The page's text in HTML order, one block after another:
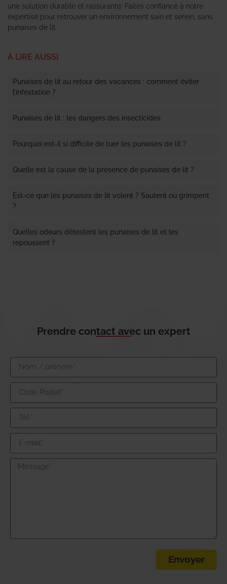
une solution durable et rassurante. Faites confiance à notre
expertise pour retrouver un environnement sain et serein, sans
punaises de lit.
À LIRE AUSSI
Punaises de lit au retour des vacances : comment éviter
l’infestation ?
Punaises de lit : les dangers des insecticides
Pourquoi est-il si difficile de tuer les punaises de lit ?
Quelle est la cause de la présence de punaises de lit ?
Est-ce que les punaises de lit volent ? Sautent ou grimpent
?
Quelles odeurs détestent les punaises de lit et les
repoussent ?
Prendre contact avec un expert
Envoyer